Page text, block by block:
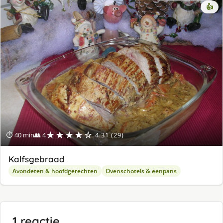
⏱ 40 min👥 4★★★★☆ 4.31 (29)
👍
Kalfsgebraad
Avondeten & hoofdgerechten Ovenschotels & eenpans